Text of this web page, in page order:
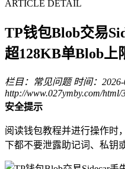
ARTICLE DETAIL
TP钱包Blob交易
超128KB单Blob上
栏目：常见问题 时间：
http://www.027ymby.com/html/
安全提示
阅读钱包教程并进行操作时
下都不要泄露助记词、私钥